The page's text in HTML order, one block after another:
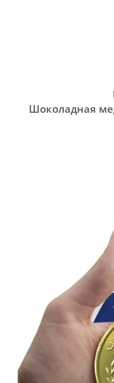
Шоколадная